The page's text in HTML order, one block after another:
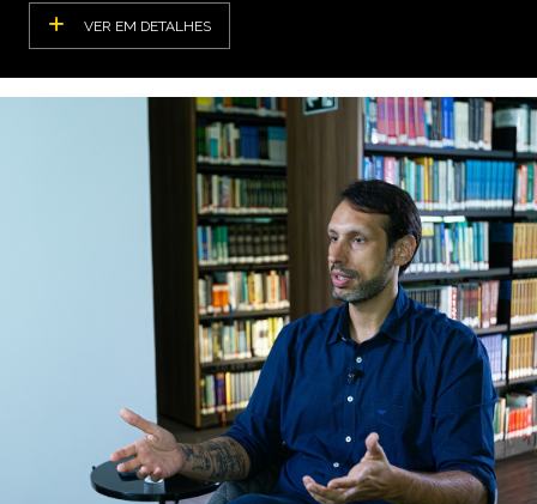
VER EM DETALHES